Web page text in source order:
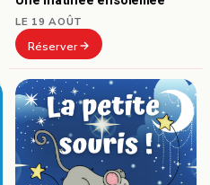
LE 19 AOÛT
Réserver